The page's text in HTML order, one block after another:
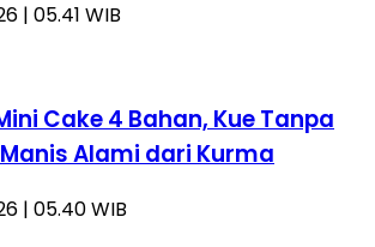
| 05.41 WIB
Cake 4 Bahan, Kue Tanpa
Alami dari Kurma
| 05.40 WIB